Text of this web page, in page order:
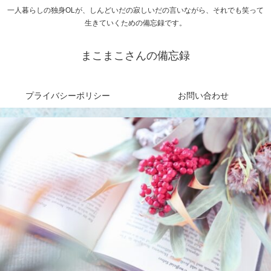
一人暮らしの独身OLが、しんどいだの寂しいだの言いながら、それでも笑って
生きていくための備忘録です。
まこまこさんの備忘録
プライバシーポリシー お問い合わせ